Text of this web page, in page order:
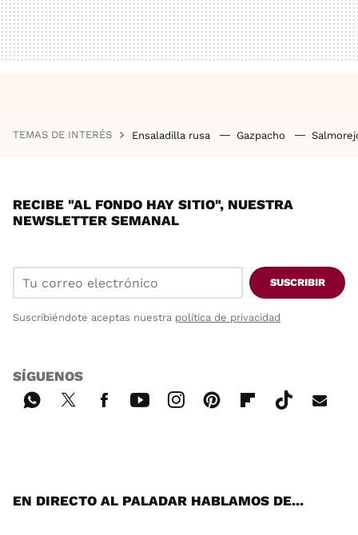
TEMAS DE INTERÉS Ensaladilla rusa Gazpacho
RECIBE "AL FONDO HAY SITIO", NUESTRA
NEWSLETTER SEMANAL
SUSCRIBIR
Suscribiéndote aceptas nuestra política de privacidad
SÍGUENOS
EN DIRECTO AL PALADAR HABLAMOS DE...